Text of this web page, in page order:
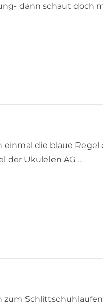
dann schaut doch
einmal die blaue
der Ukulelen AG …